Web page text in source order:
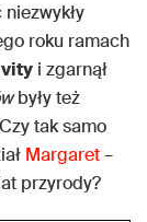
roku ramach
i zgarnął
były też
tak samo
Margaret–
przyrody?